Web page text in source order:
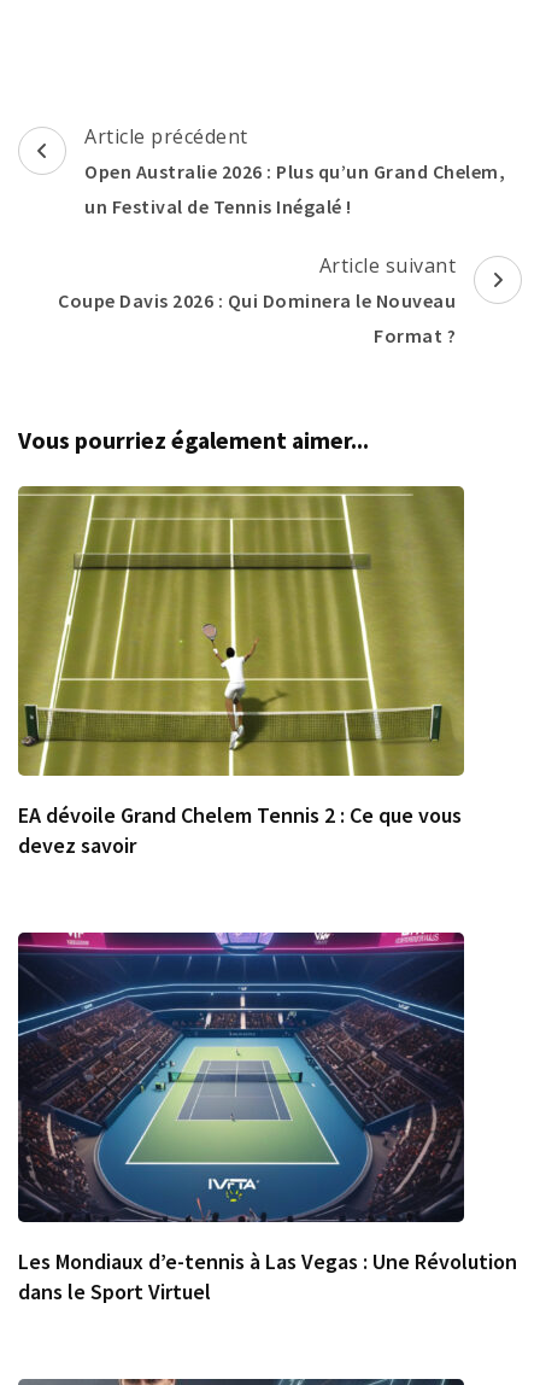
Navigation
d'article
Article précédent
Open Australie 2026 : Plus qu’un Grand Chelem,
un Festival de Tennis Inégalé !
Article suivant
Coupe Davis 2026 : Qui Dominera le Nouveau
Format ?
Vous pourriez également aimer...
EA dévoile Grand Chelem Tennis 2 : Ce que vous
devez savoir
Les Mondiaux d’e-tennis à Las Vegas : Une Révolution
dans le Sport Virtuel